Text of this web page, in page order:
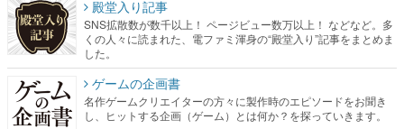
ゲームの企画書
名作ゲームクリエイターの方々に製作時のエピソードをお聞き
し、ヒットする企画（ゲーム）とは何か？を探っていきます。
赫本
この物語を解いてはいけない。『赫本』は、〈試験問題〉の形
をした短編ホラー小説集です。